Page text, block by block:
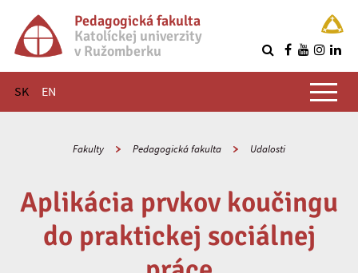
Pedagogická fakulta
Katolíckej univerzity
v Ružomberku
SK EN
Hlavné menu
Fakulty Pedagogická fakulta Udalosti
Aplikácia prvkov koučingu
do praktickej sociálnej